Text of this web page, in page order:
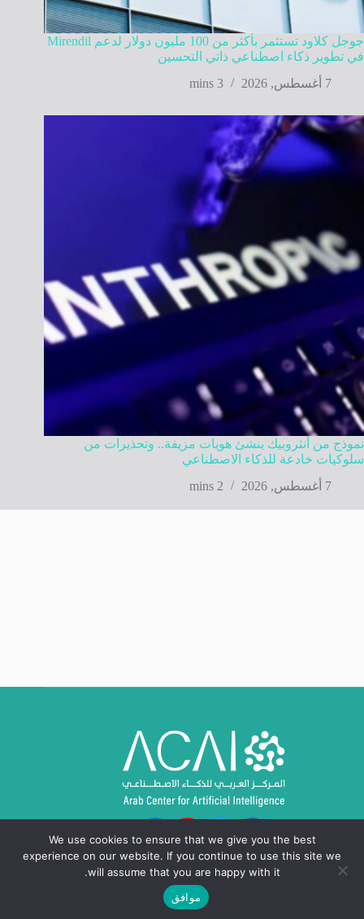
جوجل كلاود تستثمر بأكثر من 100 مليون دولار لدعم Mirendil
في تطوير ذكاء اصطناعي ذاتي التحسين
7 أغسطس, 2026
3 mins
نموذج من أنثروبيك ينشئ هويات مزيفة.. وتحذيرات من
سلوكيات خادعة للذكاء الاصطناعي
7 أغسطس, 2026
2 mins
حقوق النشر © 2024 - 2026، المركز العربي للذكاء
الاصطناعي ACAI
We use cookies to ensure that we give you the best
experience on our website. If you continue to use this site we
will assume that you are happy with it.
موافق